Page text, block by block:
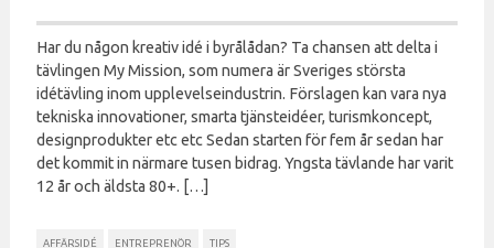
Har du någon kreativ idé i byrålådan? Ta chansen att delta i
tävlingen My Mission, som numera är Sveriges största
idétävling inom upplevelseindustrin. Förslagen kan vara nya
tekniska innovationer, smarta tjänsteidéer, turismkoncept,
designprodukter etc etc Sedan starten för fem år sedan har
det kommit in närmare tusen bidrag. Yngsta tävlande har varit
12 år och äldsta 80+. […]
AFFÄRSIDÉ ENTREPRENÖR TIPS